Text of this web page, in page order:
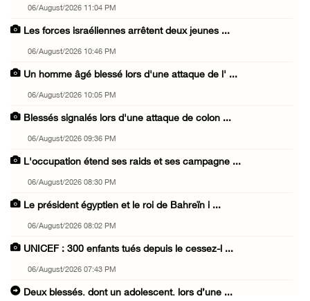
06/August/2026 11:04 PM
Les forces israéliennes arrêtent deux jeunes ...
06/August/2026 10:46 PM
Un homme âgé blessé lors d'une attaque de l' ...
06/August/2026 10:05 PM
Blessés signalés lors d'une attaque de colon ...
06/August/2026 09:36 PM
L'occupation étend ses raids et ses campagne ...
06/August/2026 08:30 PM
Le président égyptien et le roi de Bahreïn i ...
06/August/2026 08:02 PM
UNICEF : 300 enfants tués depuis le cessez-l ...
06/August/2026 07:43 PM
Deux blessés, dont un adolescent, lors d’une ...